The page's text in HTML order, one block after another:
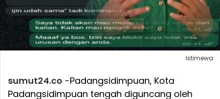
Istimewa
sumut24.co -Padangsidimpuan, Kota
Padangsidimpuan tengah diguncang oleh